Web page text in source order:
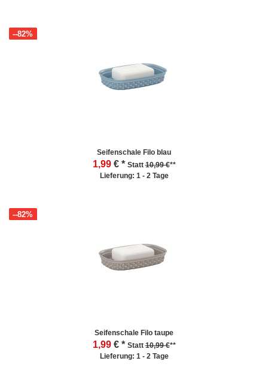
Seifenschale Filo blau
1,99
--82%
€ * Statt10,99 €**
Lieferung: 1 - 2 Tage
Seifenschale Filo taupe
1,99
--82%
€ * Statt10,99 €**
Lieferung: 1 - 2 Tage